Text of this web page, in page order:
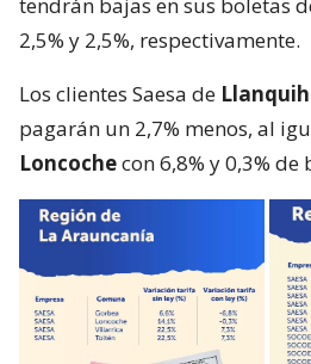
2,5% y 2,5%, respectivamente.
Los clientes Saesa de
pagarán un 2,7% menos, al
Loncochecon 6,8% y 0,3% de